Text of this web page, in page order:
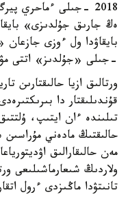
2018 -جىلى ءماحري
ەڭ جارىق جۇلدىزى»
-جىلى «جۇلدىز» اتتى
ورتالىق ازيا حالىقتارىن
قۇندىلىقتار دا
تىلىندە ءان ايتىپ،
حالىقتىڭ مادەني
مەن حالىقارالىق
ولاردىڭ شىعارماشىلىعى
تانىتۋدا ماڭىزدى ءرول